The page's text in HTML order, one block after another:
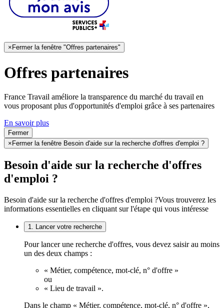
× Fermer la fenêtre "Offres partenaires"
Offres partenaires
France Travail améliore la transparence du marché du travail en
vous proposant plus d'opportunités d'emploi grâce à ses partenaires
En savoir plus
Fermer
× Fermer la fenêtre Besoin d'aide sur la recherche d'offres d'emploi ?
Besoin d'aide sur la recherche d'offres
d'emploi ?
Besoin d'aide sur la recherche d'offres d'emploi ?Vous trouverez les
informations essentielles en cliquant sur l'étape qui vous intéresse
1. Lancer votre recherche
Pour lancer une recherche d'offres, vous devez saisir au moins
un des deux champs :
« Métier, compétence, mot-clé, n° d'offre »
ou
« Lieu de travail ».
Dans le champ « Métier, compétence, mot-clé, n° d'offre »,